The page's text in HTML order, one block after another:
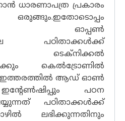
ധാരണാപത്ര പ്രകാരം
ഓപ്പൺ
പഠിതാക്കൾക്ക്
ടെക്നിക്കൽ
കെൽട്രോണിൽ
ഇത്തരത്തിൽ ആഡ് ഓൺ
പഠന
പഠിതാക്കൾക്ക്
ലഭിക്കുന്നതിനും